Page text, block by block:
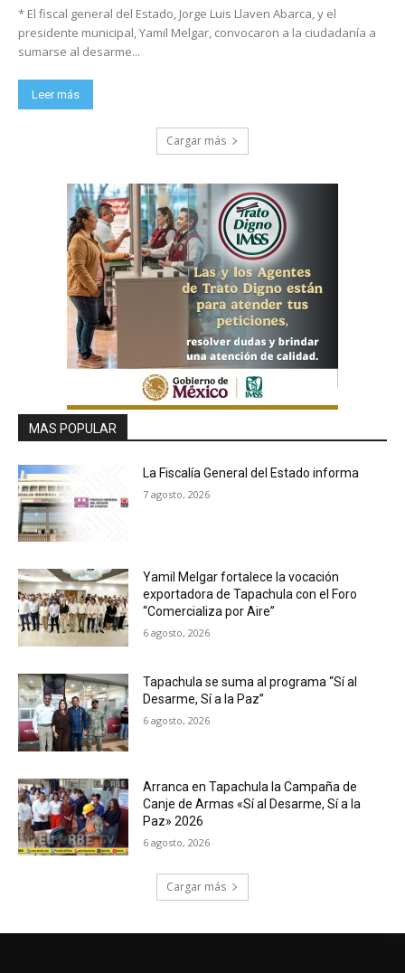
* El fiscal general del Estado, Jorge Luis Llaven Abarca, y el
presidente municipal, Yamil Melgar, convocaron a la ciudadanía a
sumarse al desarme...
Leer más
Cargar más
MAS POPULAR
La Fiscalía General del Estado informa
7 agosto, 2026
Yamil Melgar fortalece la vocación
exportadora de Tapachula con el Foro
“Comercializa por Aire”
6 agosto, 2026
Tapachula se suma al programa “Sí al
Desarme, Sí a la Paz”
6 agosto, 2026
Arranca en Tapachula la Campaña de
Canje de Armas «Sí al Desarme, Sí a la
Paz» 2026
6 agosto, 2026
Cargar más